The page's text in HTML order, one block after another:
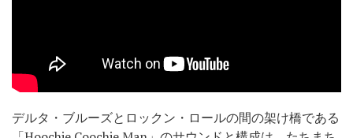
デルタ・ブルーズとロックン・ロールの間の架け橋である